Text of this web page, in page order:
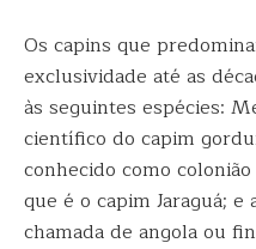
Os capins que
exclusividade até as
às seguintes espécies:
científico do capim
conhecido como
que é o capim Jaraguá;
chamada de angola ou